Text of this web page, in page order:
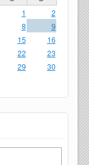
1
2
8
9
15
16
22
23
29
30